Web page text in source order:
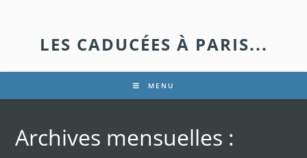
LES CADUCÉES À PARIS...
MENU
Archives mensuelles :